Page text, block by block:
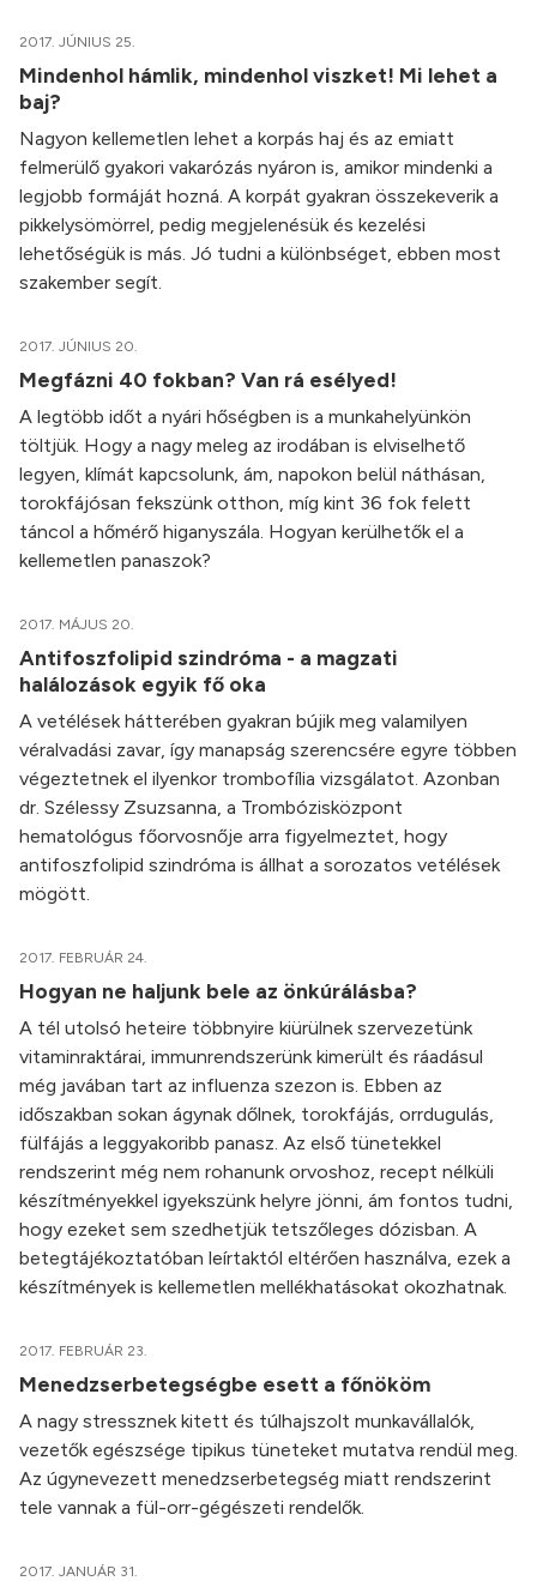
2017. JÚNIUS 25.
Mindenhol hámlik, mindenhol viszket! Mi lehet a
baj?
Nagyon kellemetlen lehet a korpás haj és az emiatt
felmerülő gyakori vakarózás nyáron is, amikor mindenki a
legjobb formáját hozná. A korpát gyakran összekeverik a
pikkelysömörrel, pedig megjelenésük és kezelési
lehetőségük is más. Jó tudni a különbséget, ebben most
szakember segít.
2017. JÚNIUS 20.
Megfázni 40 fokban? Van rá esélyed!
A legtöbb időt a nyári hőségben is a munkahelyünkön
töltjük. Hogy a nagy meleg az irodában is elviselhető
legyen, klímát kapcsolunk, ám, napokon belül náthásan,
torokfájósan fekszünk otthon, míg kint 36 fok felett
táncol a hőmérő higanyszála. Hogyan kerülhetők el a
kellemetlen panaszok?
2017. MÁJUS 20.
Antifoszfolipid szindróma - a magzati
halálozások egyik fő oka
A vetélések hátterében gyakran bújik meg valamilyen
véralvadási zavar, így manapság szerencsére egyre többen
végeztetnek el ilyenkor trombofília vizsgálatot. Azonban
dr. Szélessy Zsuzsanna, a Trombózisközpont
hematológus főorvosnője arra figyelmeztet, hogy
antifoszfolipid szindróma is állhat a sorozatos vetélések
mögött.
2017. FEBRUÁR 24.
Hogyan ne haljunk bele az önkúrálásba?
A tél utolsó heteire többnyire kiürülnek szervezetünk
vitaminraktárai, immunrendszerünk kimerült és ráadásul
még javában tart az influenza szezon is. Ebben az
időszakban sokan ágynak dőlnek, torokfájás, orrdugulás,
fülfájás a leggyakoribb panasz. Az első tünetekkel
rendszerint még nem rohanunk orvoshoz, recept nélküli
készítményekkel igyekszünk helyre jönni, ám fontos tudni,
hogy ezeket sem szedhetjük tetszőleges dózisban. A
betegtájékoztatóban leírtaktól eltérően használva, ezek a
készítmények is kellemetlen mellékhatásokat okozhatnak.
2017. FEBRUÁR 23.
Menedzserbetegségbe esett a főnököm
A nagy stressznek kitett és túlhajszolt munkavállalók,
vezetők egészsége tipikus tüneteket mutatva rendül meg.
Az úgynevezett menedzserbetegség miatt rendszerint
tele vannak a fül-orr-gégészeti rendelők.
2017. JANUÁR 31.